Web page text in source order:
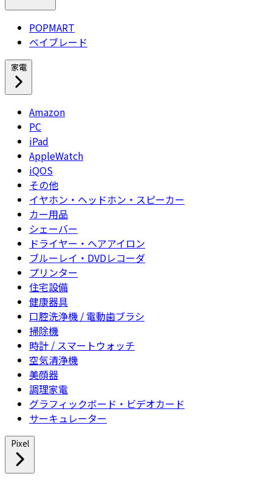
POPMART
ベイブレード
家電
Amazon
PC
iPad
AppleWatch
iQOS
その他
イヤホン・ヘッドホン・スピーカー
カー用品
シェーバー
ドライヤー・ヘアアイロン
ブルーレイ・DVDレコーダ
プリンター
住宅設備
健康器具
口腔洗浄機 / 電動歯ブラシ
掃除機
時計 / スマートウォッチ
空気清浄機
美顔器
調理家電
グラフィックボード・ビデオカード
サーキュレーター
Pixel